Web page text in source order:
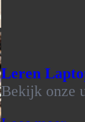
Leren
Bekijk onze